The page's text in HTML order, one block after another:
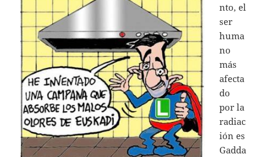
nto, el
ser
huma
no
más
afecta
do
por la
radiac
ión es
Gadda